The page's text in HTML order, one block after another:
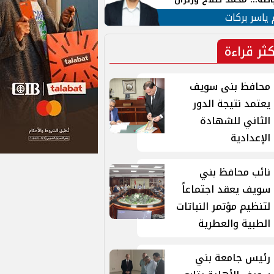
في الشارع التركي
ياسر بركات
قراءة
محافظ بنى سويف
يعتمد نتيجة الدور
الثاني للشهادة
الإعدادية
نائب محافظ بني
سويف يعقد اجتماعاً
لتنظيم مؤتمر النباتات
الطبية والعطرية
رئيس جامعة بني